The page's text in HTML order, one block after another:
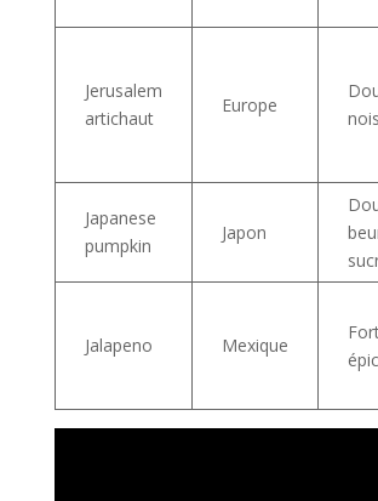
Jerusalem
artichaut
Europe
Japanese
pumpkin
Japon
Jalapeno Mexique